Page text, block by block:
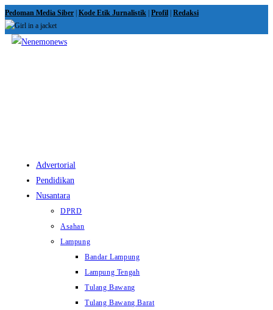
Skip
to
content
Pedoman Media Siber Kode Etik Jurnalistik Profil Redaksi
Advertorial
Pendidikan
Nusantara
DPRD
Asahan
Lampung
Bandar Lampung
Lampung Tengah
Tulang Bawang
Tulang Bawang Barat